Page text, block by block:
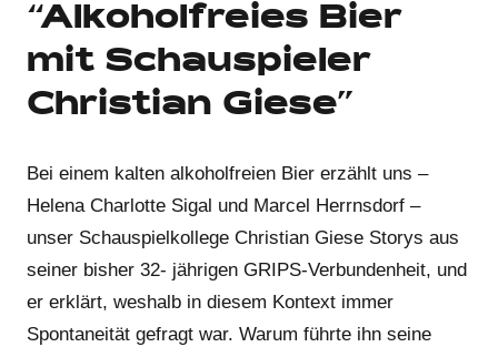
Team
“Alkoholfreies Bier
mit Schauspieler
Christian Giese”
Bei einem kalten alkoholfreien Bier erzählt uns –
Helena Charlotte Sigal und Marcel Herrnsdorf –
unser Schauspielkollege Christian Giese Storys aus
seiner bisher 32- jährigen GRIPS-Verbundenheit, und
er erklärt, weshalb in diesem Kontext immer
Spontaneität gefragt war. Warum führte ihn seine